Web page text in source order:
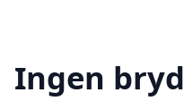
Ingen